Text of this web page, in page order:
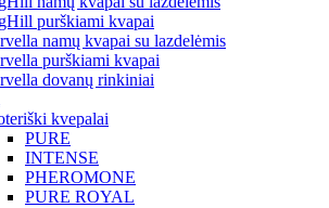
purškiami kvapai
namų kvapai su lazdelėmis
purškiami kvapai
dovanų rinkiniai
kvepalai
PURE
INTENSE
PHEROMONE
PURE ROYAL